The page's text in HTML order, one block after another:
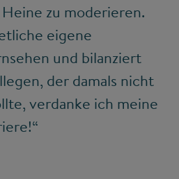
zu moderieren.
eigene
und bilanziert
der damals nicht
verdanke ich meine